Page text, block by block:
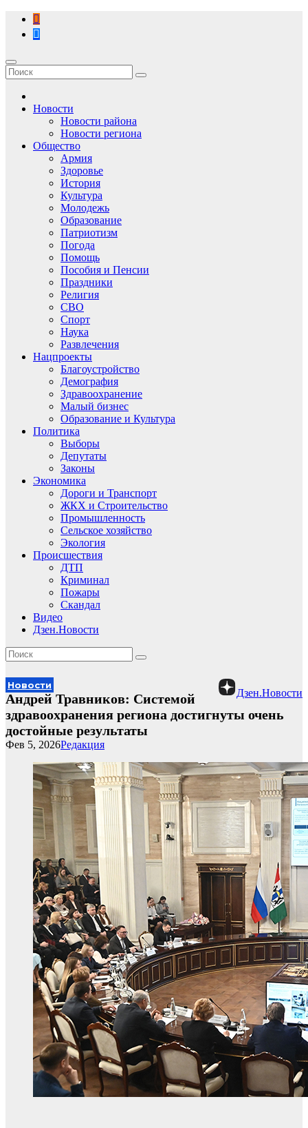
Перейти
содержимому
Новости
Новости района
Новости региона
Общество
Армия
Здоровье
История
Культура
Молодежь
Образование
Патриотизм
Погода
Помощь
Пособия и Пенсии
Праздники
Религия
СВО
Спорт
Наука
Развлечения
Нацпроекты
Благоустройство
Демография
Здравоохранение
Малый бизнес
Образование и Культура
Политика
Выборы
Депутаты
Законы
Экономика
Дороги и Транспорт
ЖКХ и Строительство
Промышленность
Сельское хозяйство
Экология
Происшествия
ДТП
Криминал
Пожары
Скандал
Видео
Дзен.Новости
Дзен.Новости
Новости
Андрей Травников: Системой
здравоохранения региона достигнуты очень
достойные результаты
Редакция
Фев 5, 2026